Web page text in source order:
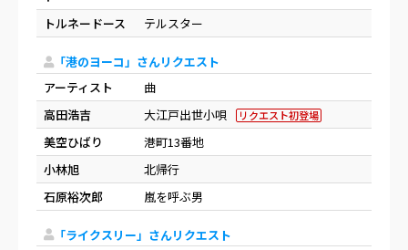
トルネードース テルスター
「港のヨーコ」さんリクエスト
アーティスト
曲
高田浩吉
大江戸出世小唄 リクエスト初登場
美空ひばり
港町13番地
小林旭
北帰行
石原裕次郎
嵐を呼ぶ男
「ライクスリー」さんリクエスト